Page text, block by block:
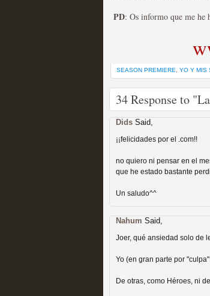
MOLTISANTI
Las
MOLTISANTI
Galería con
Televisión
PD: Os informo que me he
SEASON PREMIERE YO Y MIS
34 Response to
Dids Said,
¡¡felicidades por el .com!!
no quiero ni pensar en el
que he estado bastante
Un saludo^^
Nahum Said,
Joer, qué ansiedad solo de
Yo (en gran parte por
De otras, como Héroes, ni